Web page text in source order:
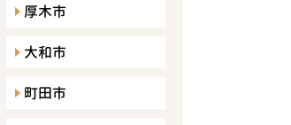
厚木市
大和市
町田市